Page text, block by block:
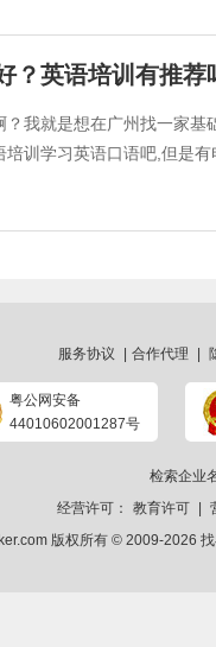
？英语培训有推荐
我就是想在广州找一家
训学习英语口语吧,但是
服务协议 合作代理
粤公网安备
44010602001287号
检索企业
经营许可：
教育许可
版权所有 © 2009-2026